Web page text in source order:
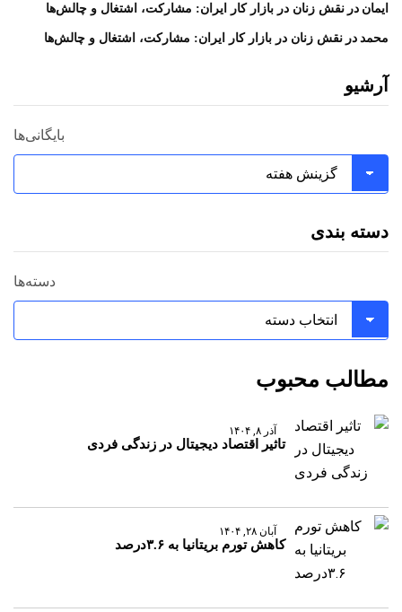
ایمان در نقش زنان در بازار کار ایران: مشارکت، اشتغال و چالش‌ها
محمد در نقش زنان در بازار کار ایران: مشارکت، اشتغال و چالش‌ها
آرشیو
بایگانی‌ها
دسته بندی
دسته‌ها
مطالب محبوب
آذر ۸, ۱۴۰۴
تاثیر اقتصاد دیجیتال در زندگی فردی
آبان ۲۸, ۱۴۰۴
کاهش تورم بریتانیا به ۳.۶درصد